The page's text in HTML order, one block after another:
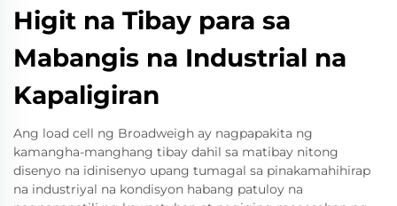
Higit na Tibay para sa
Mabangis na Industrial na
Kapaligiran
Ang load cell ng Broadweigh ay nagpapakita ng
kamangha-manghang tibay dahil sa matibay nitong
disenyo na idinisenyo upang tumagal sa pinakamahihirap
na industriyal na kondisyon habang patuloy na